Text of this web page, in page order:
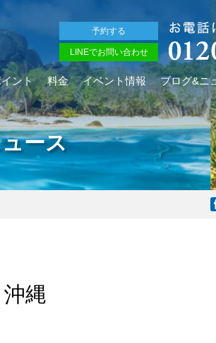
予約する
LINEでお問い合わせ
ース
ント 料金 イベント情報 ブログ&ニ
縄
した場合にのみエントリーを行います。